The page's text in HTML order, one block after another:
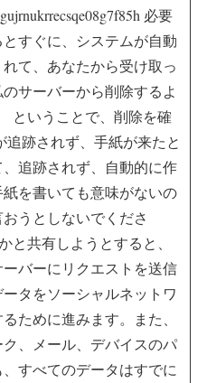
必要
すぐに、システムが自動
て、あなたから受け取っ
サーバーから削除するよ
ということで、削除を確
跡されず、手紙が来たと
追跡されず、自動的に作
を書いても意味がないの
うとしないでくださ
共有しようとすると、
バーにリクエストを送信
タをソーシャルネットワ
ために進みます。また、
、メール、デバイスのパ
すべてのデータはすでに